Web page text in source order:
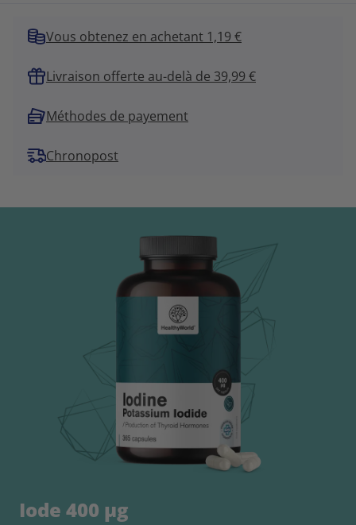
Vous obtenez en achetant 1,19 €
Livraison offerte au-delà de 39,99 €
Méthodes de payement
Chronopost
Iode 400 µg